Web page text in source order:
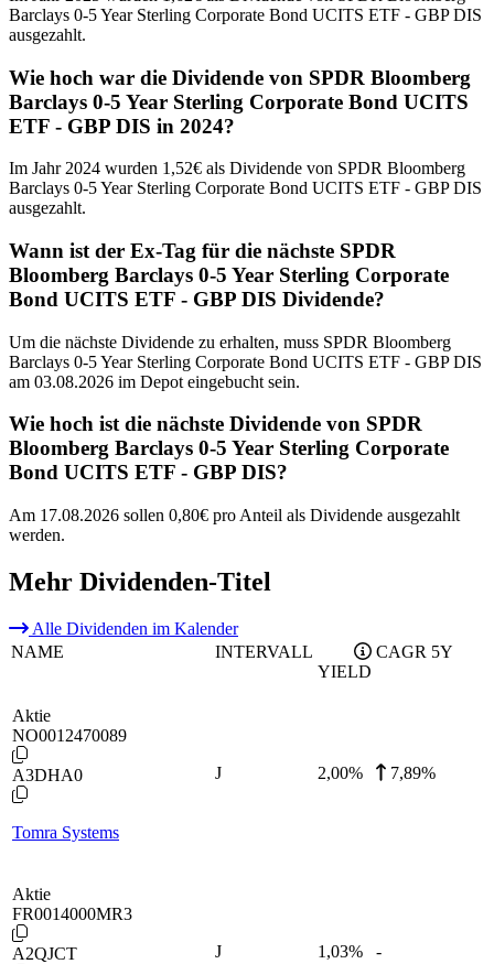
Barclays 0-5 Year Sterling Corporate Bond UCITS ETF - GBP DIS
ausgezahlt.
Wie hoch war die Dividende von SPDR Bloomberg
Barclays 0-5 Year Sterling Corporate Bond UCITS
ETF - GBP DIS in 2024?
Im Jahr 2024 wurden 1,52€ als Dividende von SPDR Bloomberg
Barclays 0-5 Year Sterling Corporate Bond UCITS ETF - GBP DIS
ausgezahlt.
Wann ist der Ex-Tag für die nächste SPDR
Bloomberg Barclays 0-5 Year Sterling Corporate
Bond UCITS ETF - GBP DIS Dividende?
Um die nächste Dividende zu erhalten, muss SPDR Bloomberg
Barclays 0-5 Year Sterling Corporate Bond UCITS ETF - GBP DIS
am 03.08.2026 im Depot eingebucht sein.
Wie hoch ist die nächste Dividende von SPDR
Bloomberg Barclays 0-5 Year Sterling Corporate
Bond UCITS ETF - GBP DIS?
Am 17.08.2026 sollen 0,80€ pro Anteil als Dividende ausgezahlt
werden.
Mehr Dividenden-Titel
Alle Dividenden im Kalender
NAME
INTERVALL
YIELD
CAGR 5Y
Aktie
NO0012470089
A3DHA0
Tomra Systems
J 2,00% 7,89%
Aktie
FR0014000MR3
A2QJCT J 1,03% -